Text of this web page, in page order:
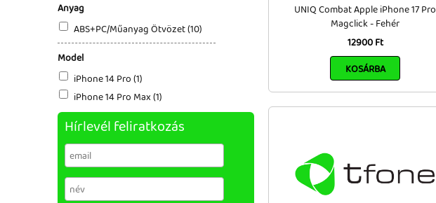
Anyag
ABS+PC/Műanyag Ötvözet (10)
Model
iPhone 14 Pro (1)
iPhone 14 Pro Max (1)
Hírlevél feliratkozás
UNIQ Combat Apple iPhone 17 Pro
Magclick - Fehér
12900 Ft
KOSÁRBA